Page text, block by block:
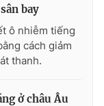
Việt
bằng AI
bay
ô nhiễm tiếng
cách giảm
thanh.
ở châu Âu